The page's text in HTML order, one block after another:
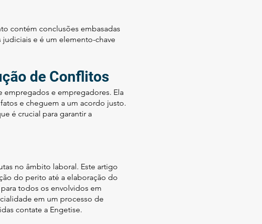
contém conclusões embasadas
e é um elemento-chave
de Conflitos
e empregadores. Ela
e cheguem a um acordo justo.
é crucial para garantir a
no âmbito laboral. Este artigo
do perito até a elaboração do
todos os envolvidos em
em um processo de
contate a Engetise.